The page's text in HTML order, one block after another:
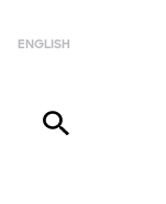
ENGLISH